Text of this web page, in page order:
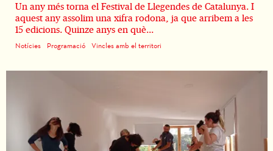
Un any més torna el Festival de Llegendes de Catalunya. I
aquest any assolim una xifra rodona, ja que arribem a les
15 edicions. Quinze anys en què...
Notícies Programació Vincles amb el territori